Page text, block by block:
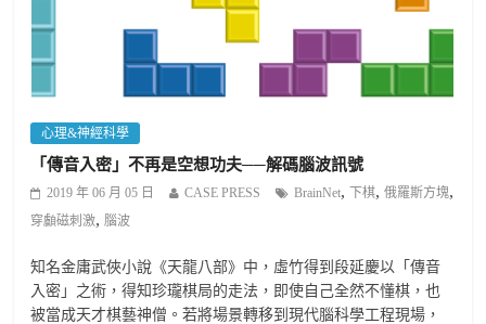
心理&神經科學
「傳音入密」不再是空想功夫──解碼腦波訊號
2019 年 06 月 05 日 CASE PRESS BrainNet, 下棋,俄羅斯方塊,
穿顱磁刺激,腦波
知名金庸武俠小說《天龍八部》中，虛竹得到段延慶以「傳音
入密」之術，得知珍瓏棋局的走法，即使自己全然不懂棋，也
被當成天才棋藝神僧。若將場景轉移到現代腦科學工程現場，